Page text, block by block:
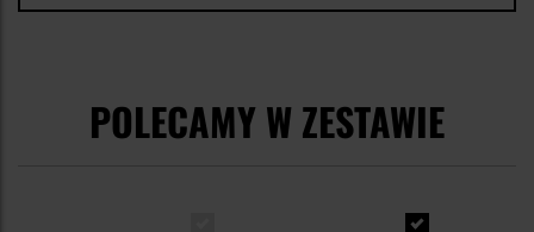
POLECAMY W ZESTAWIE